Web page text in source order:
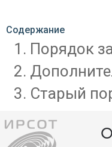
Содержание
Порядок
Старый